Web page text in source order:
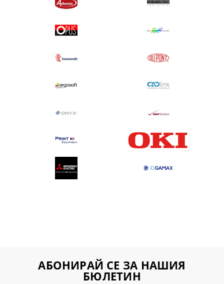
АБОНИРАЙ СЕ ЗА НАШИЯ
БЮЛЕТИН